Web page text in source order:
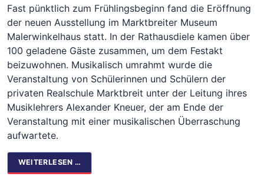
Fast pünktlich zum Frühlingsbeginn fand die Eröffnung
der neuen Ausstellung im Marktbreiter Museum
Malerwinkelhaus statt. In der Rathausdiele kamen über
100 geladene Gäste zusammen, um dem Festakt
beizuwohnen. Musikalisch umrahmt wurde die
Veranstaltung von Schülerinnen und Schülern der
privaten Realschule Marktbreit unter der Leitung ihres
Musiklehrers Alexander Kneuer, der am Ende der
Veranstaltung mit einer musikalischen Überraschung
aufwartete.
WEITERLESEN …